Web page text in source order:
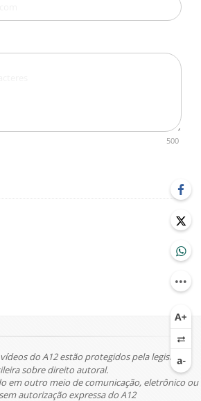
500
do A12 estão protegidos pela legislação
sobre direito autoral.
em outro meio de comunicação, eletrônico ou
autorização expressa do A12